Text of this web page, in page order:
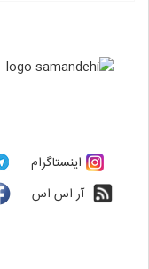
اینستاگرام
آر اس اس